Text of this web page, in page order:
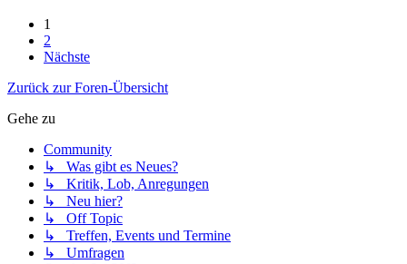
1
2
Nächste
Zurück zur Foren-Übersicht
Gehe zu
Community
↳ Was gibt es Neues?
↳ Kritik, Lob, Anregungen
↳ Neu hier?
↳ Off Topic
↳ Treffen, Events und Termine
↳ Umfragen